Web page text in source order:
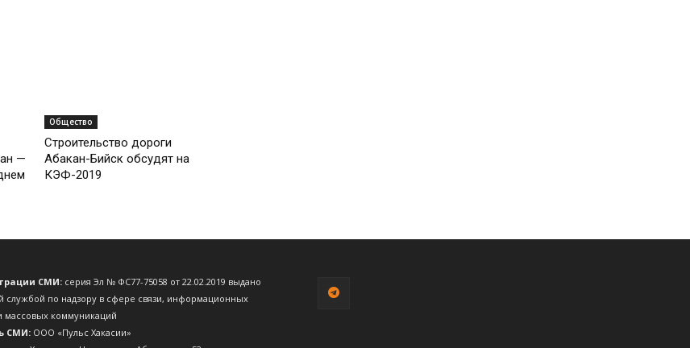
—
Общество
Строительство дороги
Абакан-Бийск обсудят на
КЭФ-2019
СМИ: серия Эл № ФС77-75058 от 22.02.2019 выдано
службой по надзору в сфере связи, информационных
массовых коммуникаций
СМИ: ООО «Пульс Хакасии»